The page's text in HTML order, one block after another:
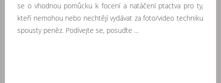
se o vhodnou pomůcku k focení a natáčení ptactva pro ty,
kteří nemohou nebo nechtějí vydávat za foto/video techniku
spousty peněz. Podívejte se, posuďte ...